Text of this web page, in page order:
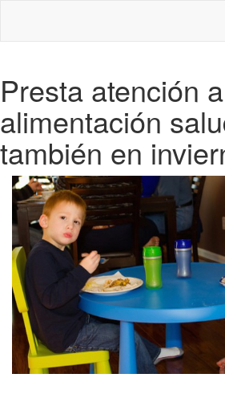
Presta atención
alimentación
también en